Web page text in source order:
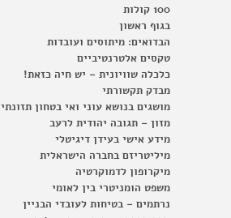
100 קולות
בגוף ראשון
הבדואים: מיתוסים ועובדות
טקסים אלטרנטיביים
כלכלה שוויונית – יש חיה כזאת!
מבדק תקשורתי
מושגים בנושא עוני ואי בטחון תזונתי
מזון – תגובה יהודית לרעב
מידע אישי בעידן דיגיטלי
מיליטריזם בחברה הישראלית
מיקרופון לדמוקרטיה
משפט הומניטרי בין לאומי
נרתמים – בטיחות לעובדי הבניין